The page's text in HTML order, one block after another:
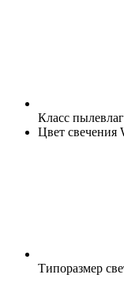
Класс
Цвет свечения
Типоразмер